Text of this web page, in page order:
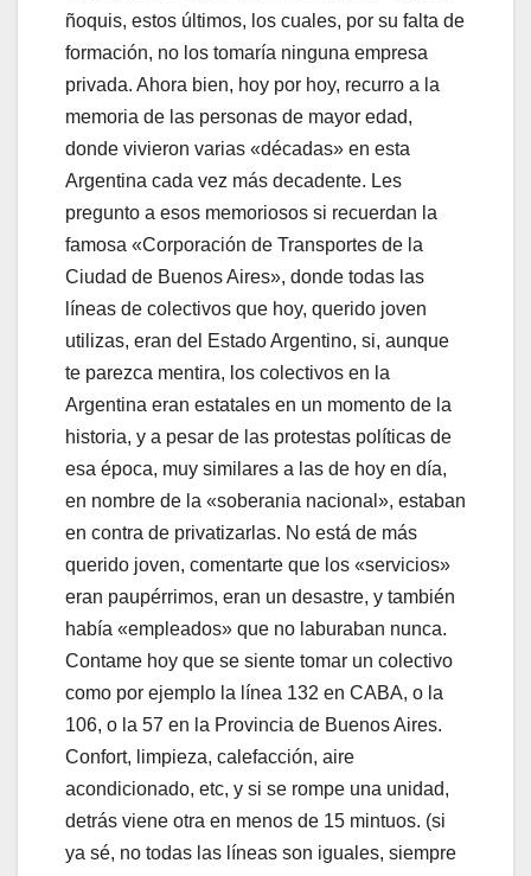
ñoquis, estos últimos, los cuales, por su falta de
formación, no los tomaría ninguna empresa
privada. Ahora bien, hoy por hoy, recurro a la
memoria de las personas de mayor edad,
donde vivieron varias «décadas» en esta
Argentina cada vez más decadente. Les
pregunto a esos memoriosos si recuerdan la
famosa «Corporación de Transportes de la
Ciudad de Buenos Aires», donde todas las
líneas de colectivos que hoy, querido joven
utilizas, eran del Estado Argentino, si, aunque
te parezca mentira, los colectivos en la
Argentina eran estatales en un momento de la
historia, y a pesar de las protestas políticas de
esa época, muy similares a las de hoy en día,
en nombre de la «soberania nacional», estaban
en contra de privatizarlas. No está de más
querido joven, comentarte que los «servicios»
eran paupérrimos, eran un desastre, y también
había «empleados» que no laburaban nunca.
Contame hoy que se siente tomar un colectivo
como por ejemplo la línea 132 en CABA, o la
106, o la 57 en la Provincia de Buenos Aires.
Confort, limpieza, calefacción, aire
acondicionado, etc, y si se rompe una unidad,
detrás viene otra en menos de 15 mintuos. (si
ya sé, no todas las líneas son iguales, siempre